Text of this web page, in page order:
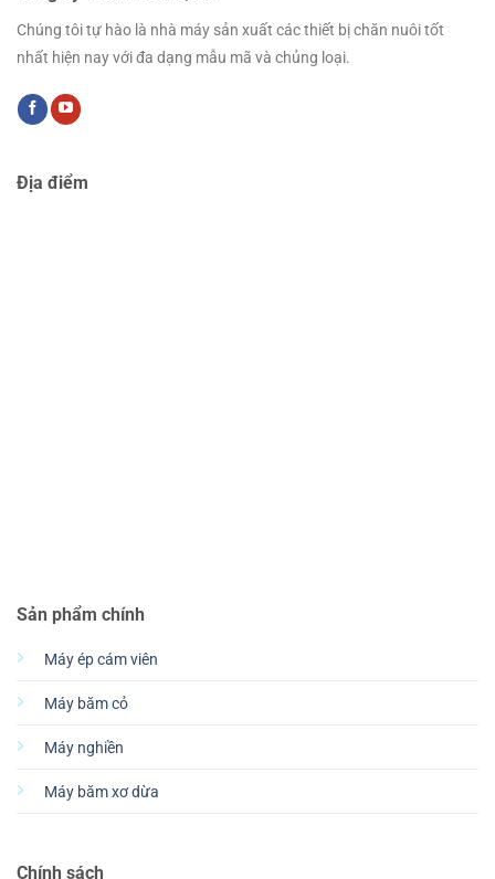
Chúng tôi tự hào là nhà máy sản xuất các thiết bị chăn nuôi tốt
nhất hiện nay với đa dạng mẫu mã và chủng loại.
Sản phẩm chính
Máy ép cám viên
Máy băm cỏ
Máy nghiền
Máy băm xơ dừa
Chính sách
Địa điểm